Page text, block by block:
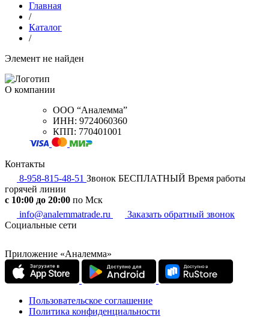
Главная
/
Каталог
/
Элемент не найден
О компании
ООО “Аналемма”
ИНН: 9724060360
КПП: 770401001
Контакты
8-958-815-48-51 Звонок БЕСПЛАТНЫЙ Время работы
горячей линии
c 10:00 до 20:00 по Мск
info@analemmatrade.ru
Заказать обратный звонок
Социальные сети
Приложение «Аналемма»
Пользовательское соглашение
Политика конфиденциальности